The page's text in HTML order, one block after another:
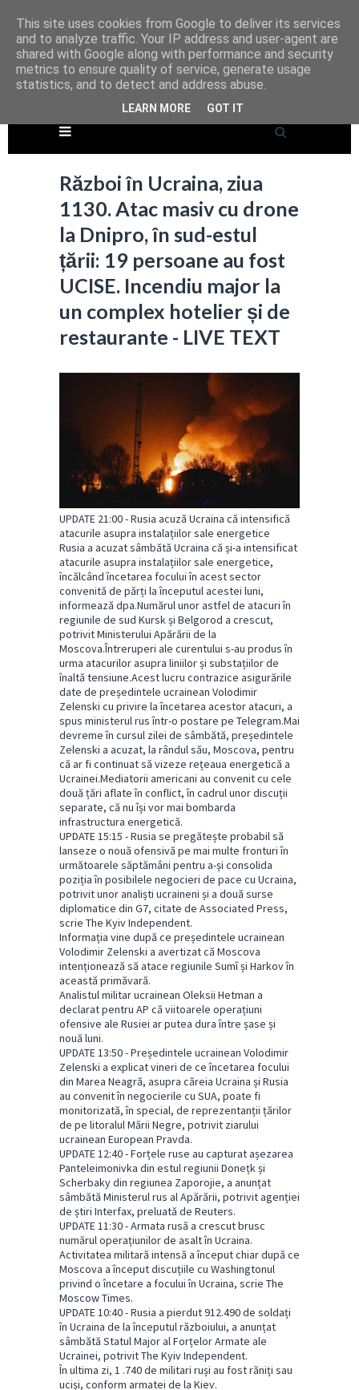
Război în Ucraina, ziua
1130. Atac masiv cu drone
la Dnipro, în sud-estul
țării: 19 persoane au fost
UCISE. Incendiu major la
un complex hotelier și de
restaurante - LIVE TEXT
UPDATE 21:00 - Rusia acuză Ucraina că intensifică
atacurile asupra instalațiilor sale energetice
Rusia a acuzat sâmbătă Ucraina că și-a intensificat
atacurile asupra instalațiilor sale energetice,
încălcând încetarea focului în acest sector
convenită de părți la începutul acestei luni,
informează dpa.Numărul unor astfel de atacuri în
regiunile de sud Kursk și Belgorod a crescut,
potrivit Ministerului Apărării de la
Moscova.Întreruperi ale curentului s-au produs în
urma atacurilor asupra liniilor și substațiilor de
înaltă tensiune.Acest lucru contrazice asigurările
date de președintele ucrainean Volodimir
Zelenski cu privire la încetarea acestor atacuri, a
spus ministerul rus într-o postare pe Telegram.Mai
devreme în cursul zilei de sâmbătă, președintele
Zelenski a acuzat, la rândul său, Moscova, pentru
că ar fi continuat să vizeze rețeaua energetică a
Ucrainei.Mediatorii americani au convenit cu cele
două țări aflate în conflict, în cadrul unor discuții
separate, că nu își vor mai bombarda
infrastructura energetică.
UPDATE 15:15 - Rusia se pregătește probabil să
lanseze o nouă ofensivă pe mai multe fronturi în
următoarele săptămâni pentru a-și consolida
poziția în posibilele negocieri de pace cu Ucraina,
potrivit unor analiști ucraineni și a două surse
diplomatice din G7, citate de Associated Press,
scrie The Kyiv Independent.
Informația vine după ce președintele ucrainean
Volodimir Zelenski a avertizat că Moscova
intenționează să atace regiunile Sumî și Harkov în
această primăvară.
Analistul militar ucrainean Oleksii Hetman a
declarat pentru AP că viitoarele operațiuni
ofensive ale Rusiei ar putea dura între șase și
nouă luni.
UPDATE 13:50 - Președintele ucrainean Volodimir
Zelenski a explicat vineri de ce încetarea focului
din Marea Neagră, asupra căreia Ucraina și Rusia
au convenit în negocierile cu SUA, poate fi
monitorizată, în special, de reprezentanții țărilor
de pe litoralul Mării Negre, potrivit ziarului
ucrainean European Pravda.
UPDATE 12:40 - Forțele ruse au capturat așezarea
Panteleimonivka din estul regiunii Donețk și
Scherbaky din regiunea Zaporojie, a anunțat
sâmbătă Ministerul rus al Apărării, potrivit agenției
de știri Interfax, preluată de Reuters.
UPDATE 11:30 - Armata rusă a crescut brusc
numărul operațiunilor de asalt în Ucraina.
Activitatea militară intensă a început chiar după ce
Moscova a început discuțiile cu Washingtonul
privind o încetare a focului în Ucraina, scrie The
Moscow Times.
UPDATE 10:40 - Rusia a pierdut 912.490 de soldați
în Ucraina de la începutul războiului, a anunțat
sâmbătă Statul Major al Forțelor Armate ale
Ucrainei, potrivit The Kyiv Independent.
În ultima zi, 1 .740 de militari ruși au fost răniți sau
uciși, conform armatei de la Kiev.
This site uses cookies from Google to deliver its services
and to analyze traffic. Your IP address and user-agent are
shared with Google along with performance and security
metrics to ensure quality of service, generate usage
statistics, and to detect and address abuse.
LEARN MORE GOT IT